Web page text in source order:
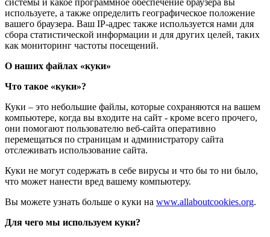
системы и какое программное обеспечение браузера вы
используете, а также определить географическое положение
вашего браузера. Ваш IP-адрес также используется нами для
сбора статистической информации и для других целей, таких
как мониторинг частоты посещений.
О наших файлах «куки»
Что такое «куки»?
Куки – это небольшие файлы, которые сохраняются на вашем
компьютере, когда вы входите на сайт - кроме всего прочего,
они помогают пользователю веб-сайта оперативно
перемещаться по страницам и администратору сайта
отслеживать использование сайта.
Куки не могут содержать в себе вирусы и что бы то ни было,
что может нанести вред вашему компьютеру.
Вы можете узнать больше о куки на www.allaboutcookies.org.
Для чего мы используем куки?